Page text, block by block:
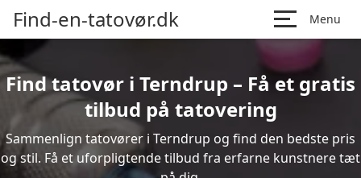
Find-en-tatovør.dk Menu
Find tatovør i Terndrup – Få et gratis
tilbud på tatovering
Sammenlign tatovører i Terndrup og find den bedste pris
og stil. Få et uforpligtende tilbud fra erfarne kunstnere tæt